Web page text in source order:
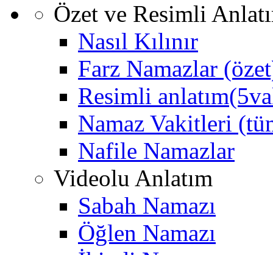
Özet ve Resimli
Nasıl Kılınır
Farz Namazlar
Resimli
Namaz Vakitleri
Nafile Namazlar
Videolu Anlatım
Sabah Namazı
Öğlen Namazı